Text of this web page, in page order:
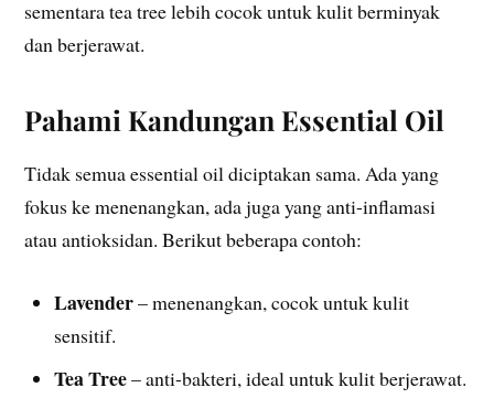
sementara tea tree lebih cocok untuk kulit berminyak
dan berjerawat.
Pahami Kandungan Essential Oil
Tidak semua essential oil diciptakan sama. Ada yang
fokus ke menenangkan, ada juga yang anti-inflamasi
atau antioksidan. Berikut beberapa contoh:
Lavender– menenangkan, cocok untuk kulit
sensitif.
Tea Tree– anti-bakteri, ideal untuk kulit berjerawat.